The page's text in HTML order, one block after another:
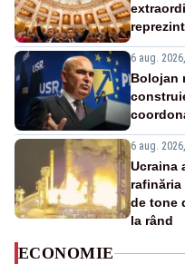
6 aug.
Bolojan
6 aug.
Ucraina
de tone
la rând
ECONOMIE